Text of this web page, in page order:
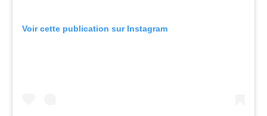
Voir cette publication sur Instagram